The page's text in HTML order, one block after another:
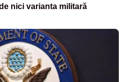
nici varianta militară